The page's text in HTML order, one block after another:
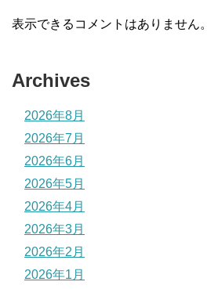
表示できるコメントはありません。
Archives
2026年8月
2026年7月
2026年6月
2026年5月
2026年4月
2026年3月
2026年2月
2026年1月